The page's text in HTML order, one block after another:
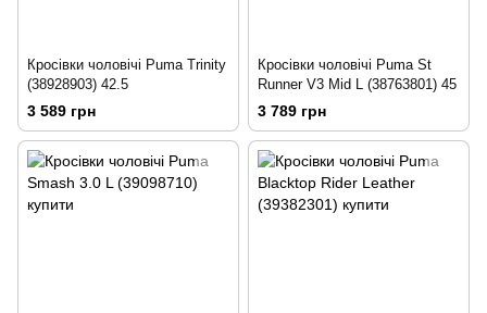
Кросівки чоловічі Puma Trinity
(38928903) 42.5
3 589 грн
Кросівки чоловічі Puma St
Runner V3 Mid L (38763801) 45
3 789 грн